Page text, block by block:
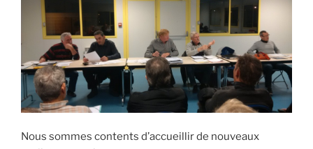
Nous sommes contents d’accueillir de nouveaux